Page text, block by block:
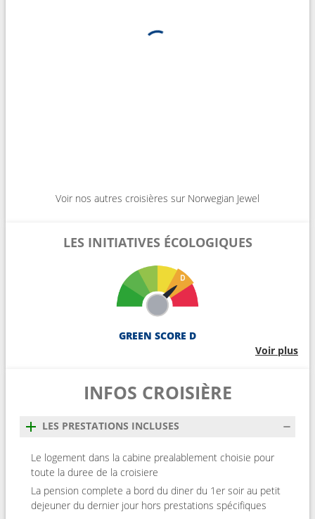
Voir nos autres croisières sur Norwegian Jewel
LES INITIATIVES ÉCOLOGIQUES
GREEN SCORE D
Voir plus
INFOS CROISIÈRE
LES PRESTATIONS INCLUSES
Le logement dans la cabine prealablement choisie pour
toute la duree de la croisiere
La pension complete a bord du diner du 1er soir au petit
dejeuner du dernier jour hors prestations spécifiques